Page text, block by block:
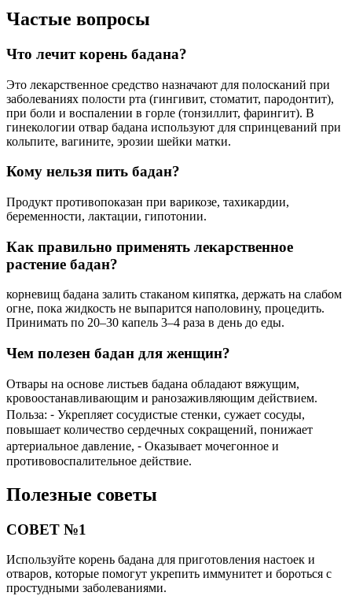
Частые вопросы
Что лечит корень бадана?
Это лекарственное средство назначают для полосканий при
заболеваниях полости рта (гингивит, стоматит, пародонтит),
при боли и воспалении в горле (тонзиллит, фарингит). В
гинекологии отвар бадана используют для спринцеваний при
кольпите, вагините, эрозии шейки матки.
Кому нельзя пить бадан?
Продукт противопоказан при варикозе, тахикардии,
беременности, лактации, гипотонии.
Как правильно применять лекарственное
растение бадан?
корневищ бадана залить стаканом кипятка, держать на слабом
огне, пока жидкость не выпарится наполовину, процедить.
Принимать по 20–30 капель 3–4 раза в день до еды.
Чем полезен бадан для женщин?
Отвары на основе листьев бадана обладают вяжущим,
кровоостанавливающим и ранозаживляющим действием.
Польза: ⁃ Укрепляет сосудистые стенки, сужает сосуды,
повышает количество сердечных сокращений, понижает
артериальное давление, ⁃ Оказывает мочегонное и
противовоспалительное действие.
Полезные советы
СОВЕТ №1
Используйте корень бадана для приготовления настоек и
отваров, которые помогут укрепить иммунитет и бороться с
простудными заболеваниями.